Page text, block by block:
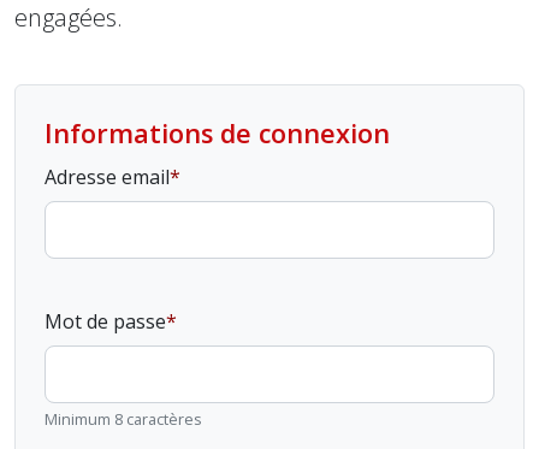
engagées.
Informations de connexion
Adresse email
Mot de passe
Minimum 8 caractères